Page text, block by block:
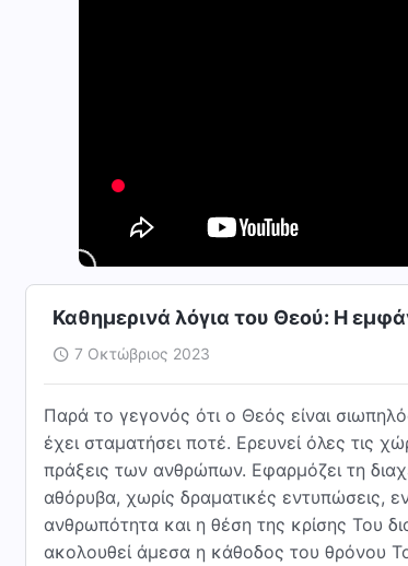
Καθημερινά λόγια του Θεού: Η
7 Οκτώβριος 2023
Παρά το γεγονός ότι ο Θεός είναι
έχει σταματήσει ποτέ. Ερευνεί όλες τις
πράξεις των ανθρώπων. Εφαρμόζει τη
αθόρυβα, χωρίς δραματικές εντυπώσεις,
ανθρωπότητα και η θέση της κρίσης Του
ακολουθεί άμεσα η κάθοδος του θρόνου